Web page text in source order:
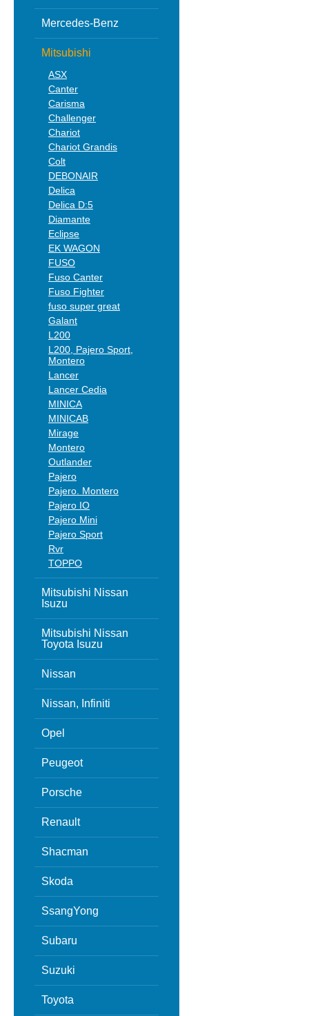
Mercedes-Benz
Mitsubishi
ASX
Canter
Carisma
Challenger
Chariot
Chariot Grandis
Colt
DEBONAIR
Delica
Delica D:5
Diamante
Eclipse
EK WAGON
FUSO
Fuso Canter
Fuso Fighter
fuso super great
Galant
L200
L200, Pajero Sport,
Montero
Lancer
Lancer Cedia
MINICA
MINICAB
Mirage
Montero
Outlander
Pajero
Pajero. Montero
Pajero IO
Pajero Mini
Pajero Sport
Rvr
TOPPO
Mitsubishi Nissan
Isuzu
Mitsubishi Nissan
Toyota Isuzu
Nissan
Nissan, Infiniti
Opel
Peugeot
Porsche
Renault
Shacman
Skoda
SsangYong
Subaru
Suzuki
Toyota